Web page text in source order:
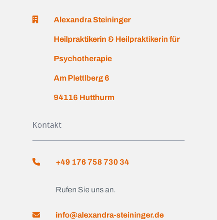
Alexandra Steininger
Heilpraktikerin & Heilpraktikerin für
Psychotherapie
Am Plettlberg 6
94116 Hutthurm
Kontakt
+49 176 758 730 34
Rufen Sie uns an.
info@alexandra-steininger.de